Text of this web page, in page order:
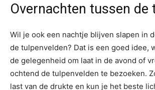
Overnachten tussen de
Wil je ook een nachtje blijven slapen in
de tulpenvelden? Dat is een goed idee,
de gelegenheid om laat in de avond of
ochtend de tulpenvelden te bezoeken.
last van de drukte en kun je het beste